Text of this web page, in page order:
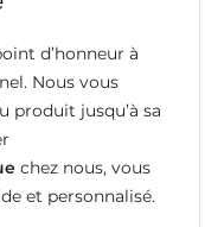
d’honneur à
Nous vous
produit jusqu’à sa
chez nous, vous
et personnalisé.